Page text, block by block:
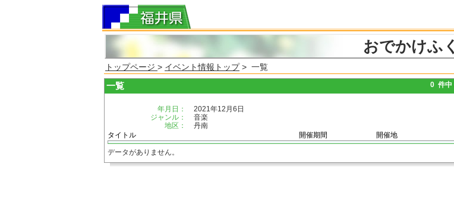
おでかけふ
トップページ > イベント情報トップ> 一覧
一覧 0 件中
年月日：
2021年12月6日
ジャンル：
音楽
地区：
丹南
タイトル
開催期間 開催地
データがありません。